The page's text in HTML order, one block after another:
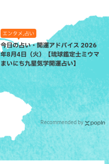
エンタメ,占い
今日の占い・開運アドバイス 2026
年8月4日（火）【琉球鑑定士ミウマ
まいにち九星気学開運占い】
Recommended by